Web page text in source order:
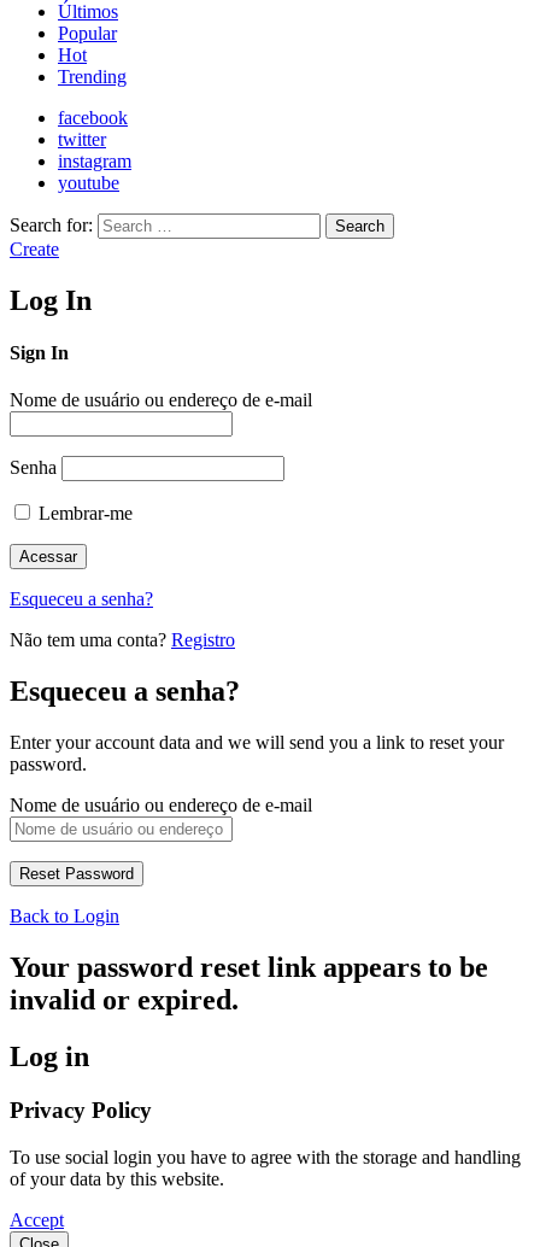
Últimos
Popular
Hot
Trending
facebook
twitter
instagram
youtube
Search for: Search
Create
Log In
Sign In
Nome de usuário ou endereço de e-mail
Senha
Lembrar-me
Esqueceu a senha?
Não tem uma conta? Registro
Esqueceu a senha?
Enter your account data and we will send you a link to reset your
password.
Nome de usuário ou endereço de e-mail
Back to Login
Your password reset link appears to be
invalid or expired.
Log in
Privacy Policy
To use social login you have to agree with the storage and handling
of your data by this website.
Accept